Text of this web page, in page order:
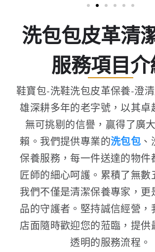
洗包包皮革清
服務項目
鞋寶包-洗鞋洗包皮革保養-澄
雄深耕多年的老字號，以其卓
無可挑剔的信譽，贏得了廣
賴。我們提供專業的洗包包
保養服務，每一件送達的物件
匠師的細心呵護。累積了無數
我們不僅是清潔保養專家，更
品的守護者。堅持誠信經營，
店面隨時歡迎您的蒞臨，提供
透明的服務流程。